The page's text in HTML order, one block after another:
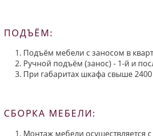
ПОДЪЁМ:
Подъём мебели с заносом в
Ручной подъём (занос) - 1-й и
При габаритах шкафа свыше 2400
СБОРКА МЕБЕЛИ:
Монтаж мебели осуществляется